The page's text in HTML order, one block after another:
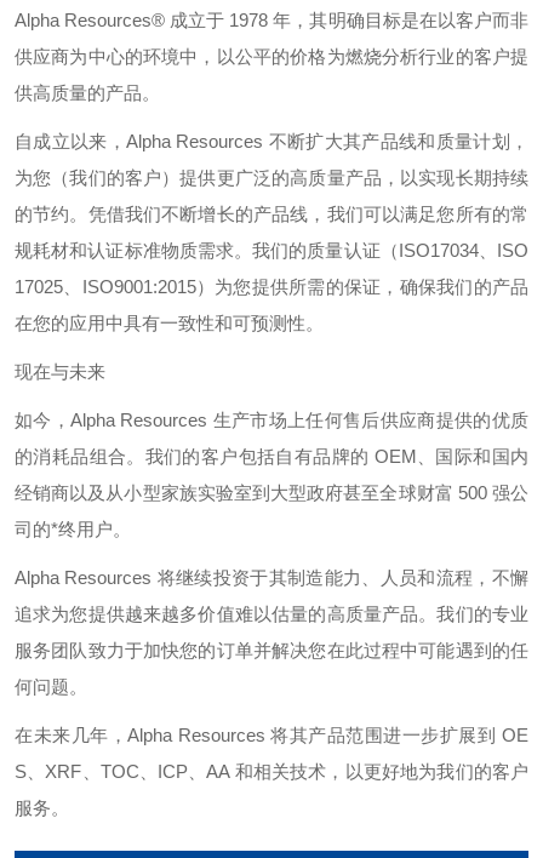
Alpha Resources® 成立于 1978年，其明确目标是在以客户而非
供应商为中心的环境中，以公平的价格为燃烧分析行业的客户提
供高质量的产品。
自成立以来， Alpha Resources 不断扩大其产品线和质量计划，
为您（我们的客户）提供更广泛的高质量产品，以实现长期持续
的节约。凭借我们不断增长的产品线，我们可以满足您所有的常
规耗材和认证标准物质需求。我们的质量认证（ISO17034、 ISO
17025
ISO9001:2015）为您提供所需的保证，确保我们的产品
在您的应用中具有一致性和可预测性。
现在与未来
如今， Alpha Resources 生产市场上任何售后供应商提供的优质
的消耗品组合。我们的客户包括自有品牌的 OEM 、国际和国内
经销商以及从小型家族实验室到大型政府甚至全球财富 500 强公
司的*终用户。
Alpha Resources 将继续投资于其制造能力、人员和流程，不懈
追求为您提供越来越多价值难以估量的高质量产品。我们的专业
服务团队致力于加快您的订单并解决您在此过程中可能遇到的任
何问题。
在未来几年，Alpha Resources将其产品范围进一步扩展到OE
S
XRF TOC ICP 、AA 和相关技术，以更好地为我们的客户
服务。